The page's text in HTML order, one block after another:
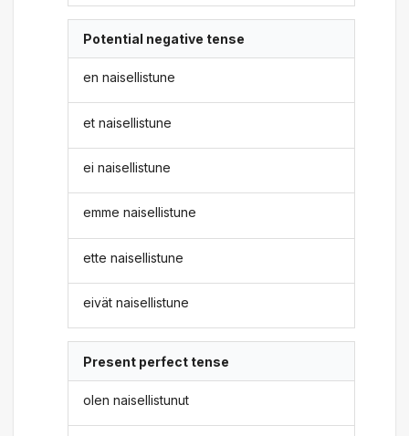
Potential negative tense
en naisellistune
et naisellistune
ei naisellistune
emme naisellistune
ette naisellistune
eivät naisellistune
Present perfect tense
olen naisellistunut